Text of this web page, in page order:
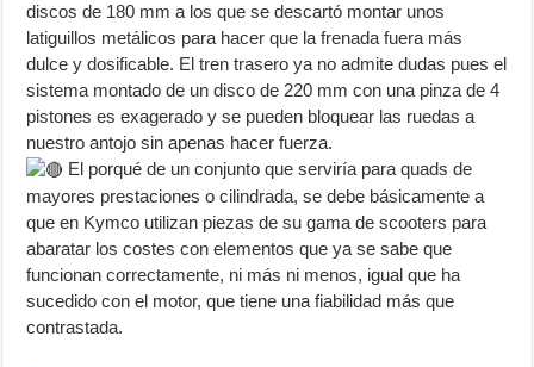
discos de 180 mm a los que se descartó montar unos
latiguillos metálicos para hacer que la frenada fuera más
dulce y dosificable. El tren trasero ya no admite dudas pues el
sistema montado de un disco de 220 mm con una pinza de 4
pistones es exagerado y se pueden bloquear las ruedas a
nuestro antojo sin apenas hacer fuerza.
El porqué de un conjunto que serviría para quads de
mayores prestaciones o cilindrada, se debe básicamente a
que en Kymco utilizan piezas de su gama de scooters para
abaratar los costes con elementos que ya se sabe que
funcionan correctamente, ni más ni menos, igual que ha
sucedido con el motor, que tiene una fiabilidad más que
contrastada.